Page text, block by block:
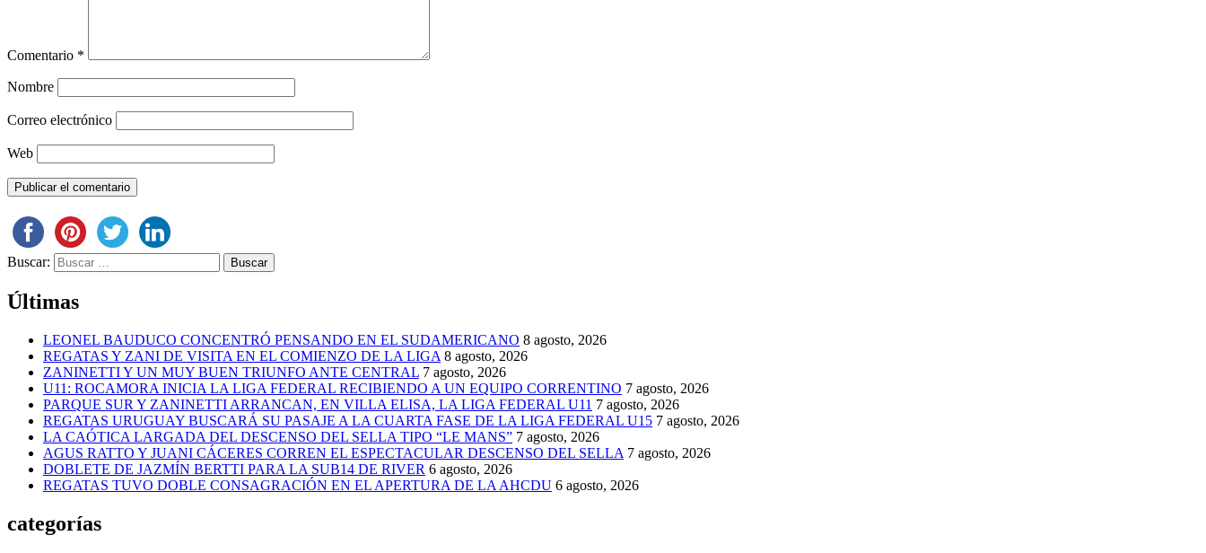
Comentario *
Nombre
Correo electrónico
Web
Buscar:
Últimas
LEONEL BAUDUCO CONCENTRÓ PENSANDO EN EL SUDAMERICANO 8 agosto, 2026
REGATAS Y ZANI DE VISITA EN EL COMIENZO DE LA LIGA 8 agosto, 2026
ZANINETTI Y UN MUY BUEN TRIUNFO ANTE CENTRAL 7 agosto, 2026
U11: ROCAMORA INICIA LA LIGA FEDERAL RECIBIENDO A UN EQUIPO CORRENTINO 7 agosto, 2026
PARQUE SUR Y ZANINETTI ARRANCAN, EN VILLA ELISA, LA LIGA FEDERAL U11 7 agosto, 2026
REGATAS URUGUAY BUSCARÁ SU PASAJE A LA CUARTA FASE DE LA LIGA FEDERAL U15 7 agosto, 2026
LA CAÓTICA LARGADA DEL DESCENSO DEL SELLA TIPO “LE MANS” 7 agosto, 2026
AGUS RATTO Y JUANI CÁCERES CORREN EL ESPECTACULAR DESCENSO DEL SELLA 7 agosto, 2026
DOBLETE DE JAZMÍN BERTTI PARA LA SUB14 DE RIVER 6 agosto, 2026
REGATAS TUVO DOBLE CONSAGRACIÓN EN EL APERTURA DE LA AHCDU 6 agosto, 2026
categorías